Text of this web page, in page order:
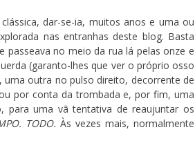
dar-se-ia, muitos anos e uma ou
nas entranhas deste blog. Basta
passeava no meio da rua lá pelas onze e
(garanto-lhes que ver o próprio osso
uma outra no pulso direito, decorrente de
por conta da trombada e, por fim, uma
para uma vã tentativa de reaujuntar os
TODO. Às vezes mais, normalmente